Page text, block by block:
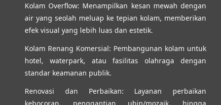
Kolam Overflow: Menampilkan kesan mewah dengan
air yang seolah meluap ke tepian kolam, memberikan
efek visual yang lebih luas dan estetik.
Kolam Renang Komersial: Pembangunan kolam untuk
hotel, waterpark, atau fasilitas olahraga dengan
standar keamanan publik.
Renovasi dan Perbaikan: Layanan perbaikan
kebocoran, penggantian ubin/mozaik, hingga